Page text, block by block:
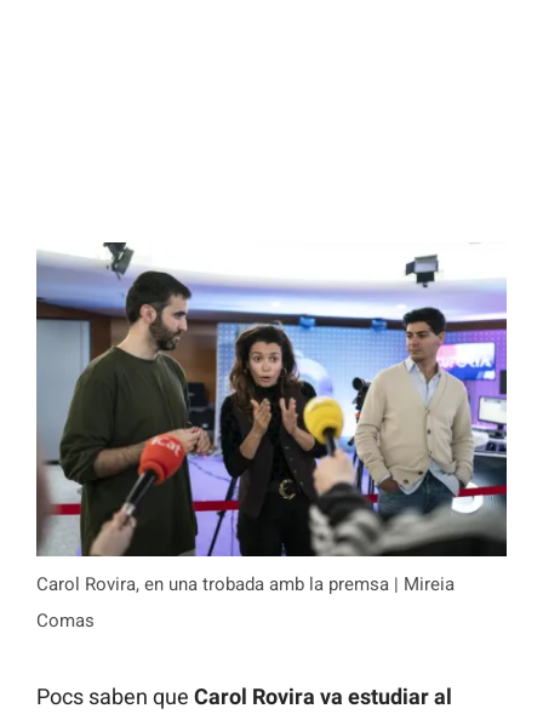
Carol Rovira, en una trobada amb la premsa | Mireia
Comas
Pocs saben que Carol Rovira va estudiar al